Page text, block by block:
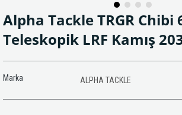
Alpha Tackle TRGR Chibi
Teleskopik LRF Kamış
Marka ALPHA TACKLE